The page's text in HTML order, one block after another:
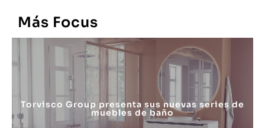
Más Focus
Torvisco Group presenta sus nuevas series de
muebles de baño